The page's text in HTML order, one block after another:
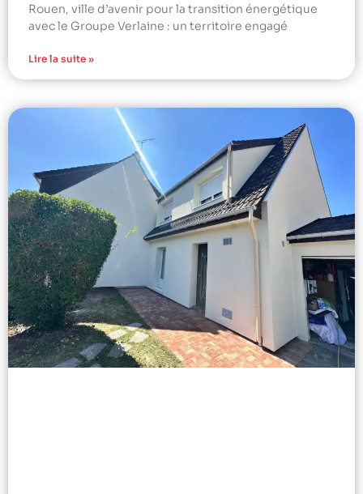
Rouen, ville d’avenir pour la transition énergétique
avec le Groupe Verlaine : un territoire engagé
Lire la suite »